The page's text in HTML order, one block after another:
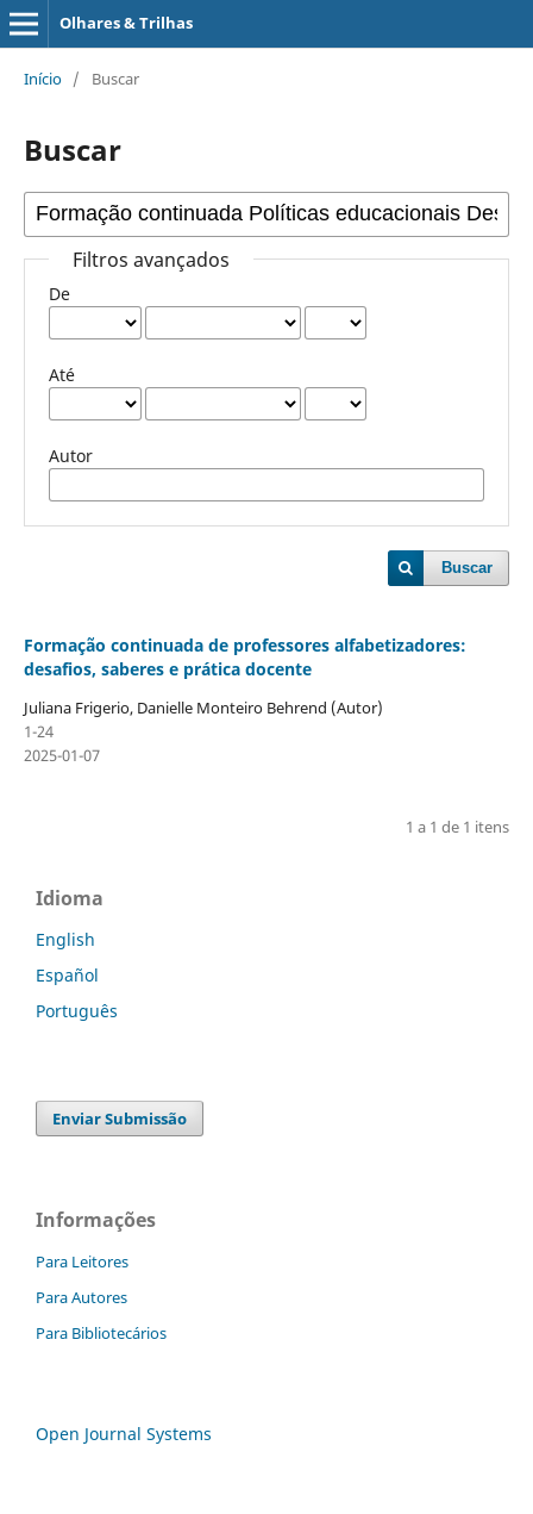
Olhares & Trilhas
Início / Buscar
Buscar
Filtros avançados
De
Até
Autor
Buscar
Formação continuada de professores alfabetizadores:
desafios, saberes e prática docente
Juliana Frigerio, Danielle Monteiro Behrend (Autor)
1-24
2025-01-07
1 a 1 de 1 itens
Idioma
English
Español
Português
Enviar Submissão
Informações
Para Leitores
Para Autores
Para Bibliotecários
Open Journal Systems